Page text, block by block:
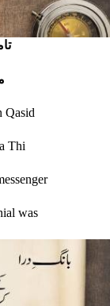
Qasid
Thi
was